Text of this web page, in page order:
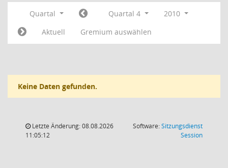
Quartal Quartal 4
2010
Aktuell
Gremium auswählen
Keine Daten gefunden.
Letzte Änderung: 08.08.2026
11:05:12
Software:Sitzungsdienst
Session(Wird in